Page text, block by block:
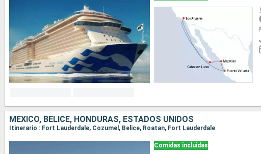
MÉXICO, BELICE, HONDURAS, ESTADOS UNIDOS
Itinerario : Fort Lauderdale, Cozumel, Belice, Roatan, Fort Lauderdale
Comidas incluidas